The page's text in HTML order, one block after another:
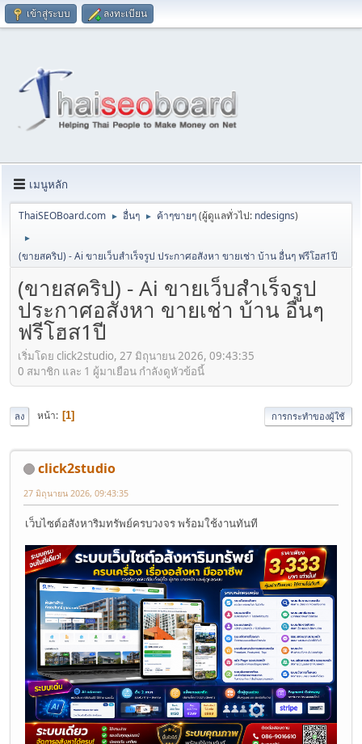
เข้าสู่ระบบ ลงทะเบียน
เมนูหลัก
ThaiSEOBoard.com ► อื่นๆ ► ค้าๆขายๆ(ผู้ดูแลทั่วไป: ndesigns)
►
(ขายสคริป) - Ai ขายเว็บสำเร็จรูป ประกาศอสังหา ขายเช่า บ้าน อื่นๆ ฟรีโฮส1ปี
(ขายสคริป) - Ai ขายเว็บสำเร็จรูป
ประกาศอสังหา ขายเช่า บ้าน อื่นๆ
ฟรีโฮส1ปี
เริ่มโดย click2studio, 27 มิถุนายน 2026, 09:43:35
0 สมาชิก และ 1 ผู้มาเยือน กำลังดูหัวข้อนี้
ลง หน้า 1 การกระทำของผู้ใช้
click2studio
27 มิถุนายน 2026, 09:43:35
เว็บไซต์อสังหาริมทรัพย์ครบวงจร พร้อมใช้งานทันที